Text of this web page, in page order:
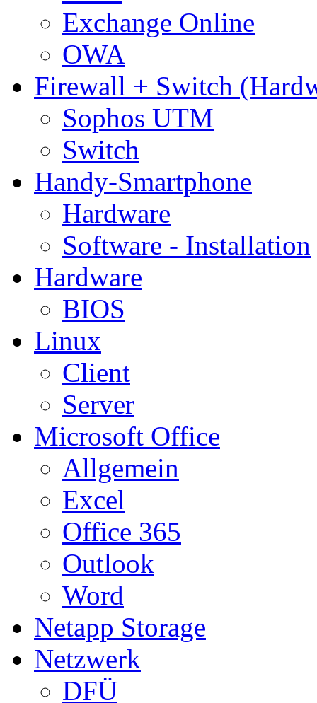
Exchange Online
OWA
Firewall + Switch
Sophos UTM
Switch
Handy-Smartphone
Hardware
Software - Installation
Hardware
BIOS
Linux
Client
Server
Microsoft Office
Allgemein
Excel
Office 365
Outlook
Word
Netapp Storage
Netzwerk
DFÜ